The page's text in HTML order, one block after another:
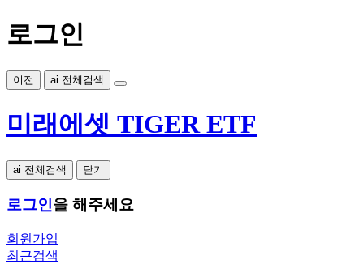
로그인
이전 ai 전체검색
미래에셋 TIGER ETF
ai 전체검색 닫기
로그인을 해주세요
회원가입
최근검색